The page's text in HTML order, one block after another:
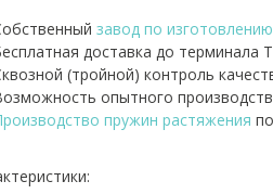
завод по
доставка до терминала
(тройной) контроль
опытного
пружин растяжения